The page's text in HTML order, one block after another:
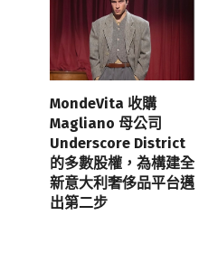
MondeVita 收購
Magliano 母公司
Underscore District
的多數股權，為構建全
新意大利奢侈品平台邁
出第二步